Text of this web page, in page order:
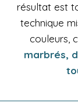
résultat est
technique
couleurs,
marbrés,